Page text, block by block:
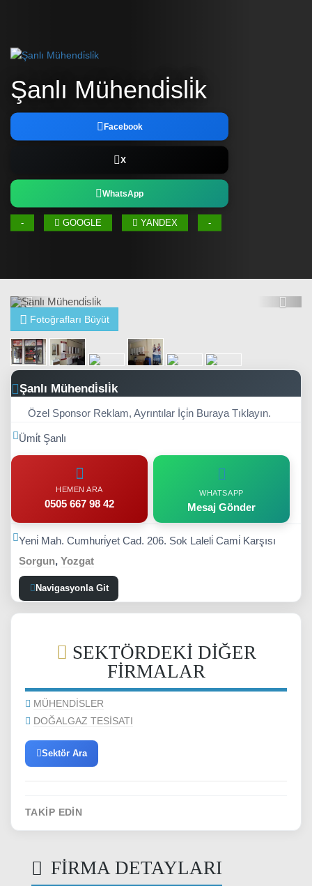
Şanlı Mühendi̇sli̇k
Facebook
X
WhatsApp
- GOOGLE YANDEX -
Fotoğrafları Büyüt
Şanlı Mühendi̇sli̇k
Özel Sponsor Reklam, Ayrıntılar İçi̇n Buraya Tıklayın.
Ümi̇t Şanlı
HEMEN ARA
0505 667 98 42
WHATSAPP
Mesaj Gönder
Yeni̇ Mah. Cumhuri̇yet Cad. 206. Sok Laleli̇ Cami̇ Karşısı
Sorgun, Yozgat
Navigasyonla Git
SEKTÖRDEKI DIĞER
FIRMALAR
MÜHENDİSLER
DOĞALGAZ TESİSATI
Sektör Ara
TAKIP EDIN
FIRMA DETAYLARI